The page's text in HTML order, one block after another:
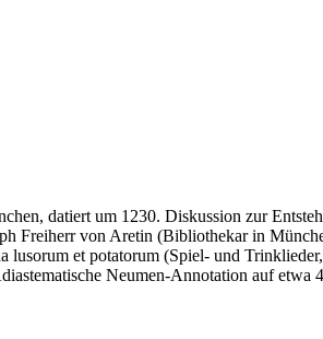
datiert um 1230. Diskussion zur
Freiherr von Aretin (Bibliothekar in
et potatorum (Spiel- und
Neumen-Annotation auf etwa